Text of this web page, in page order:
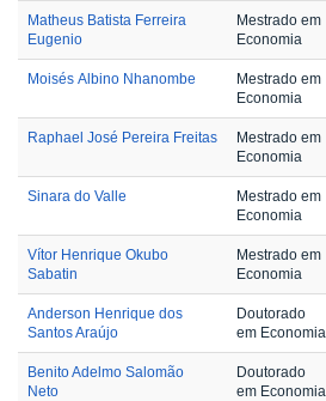
Matheus Batista Ferreira
Eugenio
Mestrado em
Economia
Moisés Albino Nhanombe
Mestrado em
Economia
Raphael José Pereira Freitas
Mestrado em
Economia
Sinara do Valle
Mestrado em
Economia
Vítor Henrique Okubo
Sabatin
Mestrado em
Economia
Anderson Henrique dos
Santos Araújo
Doutorado
em Economia
Benito Adelmo Salomão
Neto
Doutorado
em Economia